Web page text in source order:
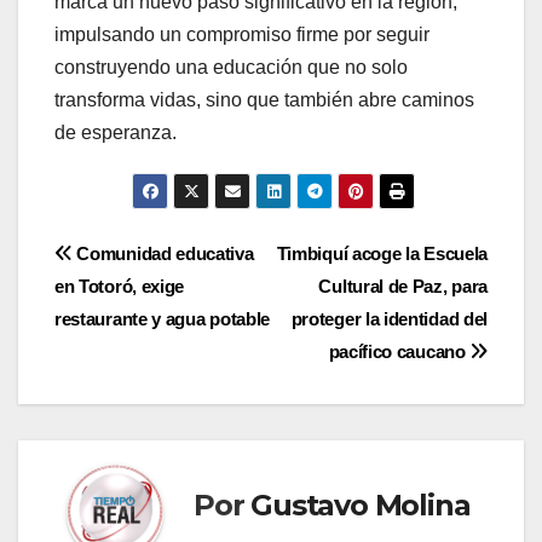
impulsando un compromiso firme por seguir
construyendo una educación que no solo
transforma vidas, sino que también abre caminos
de esperanza.
Navegación
de
Timbiquí acoge la Escuela
Cultural de Paz, para
proteger la identidad del
pacífico caucano
Comunidad educativa
en Totoró, exige
restaurante y agua potable
Por Gustavo Molina